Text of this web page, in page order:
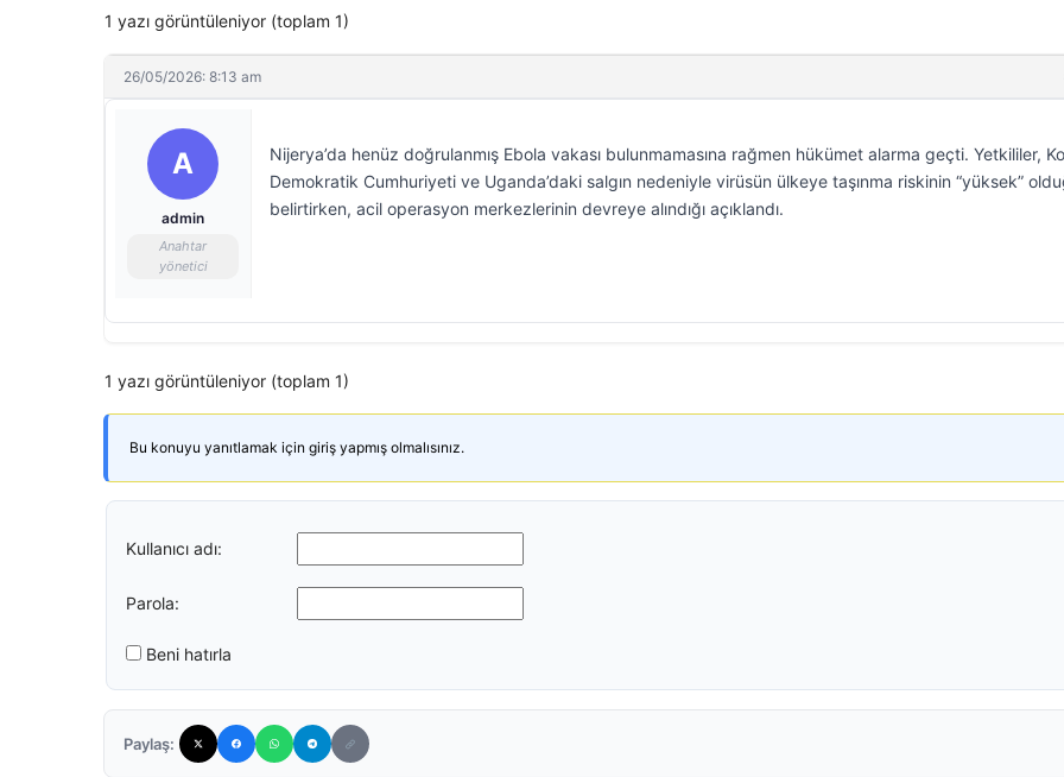
1 yazı görüntüleniyor (toplam 1)
26/05/2026: 8:13 am
A
admin
Anahtar
yönetici
Nijerya’da henüz doğrulanmış Ebola vakası bulunmamasına rağmen hükümet alarma geçti. Yetkililer,
Demokratik Cumhuriyeti ve Uganda’daki salgın nedeniyle virüsün ülkeye taşınma riskinin “yüksek”
belirtirken, acil operasyon merkezlerinin devreye alındığı açıklandı.
1 yazı görüntüleniyor (toplam 1)
Bu konuyu yanıtlamak için giriş yapmış olmalısınız.
Kullanıcı adı:
Parola:
Beni hatırla
Paylaş: